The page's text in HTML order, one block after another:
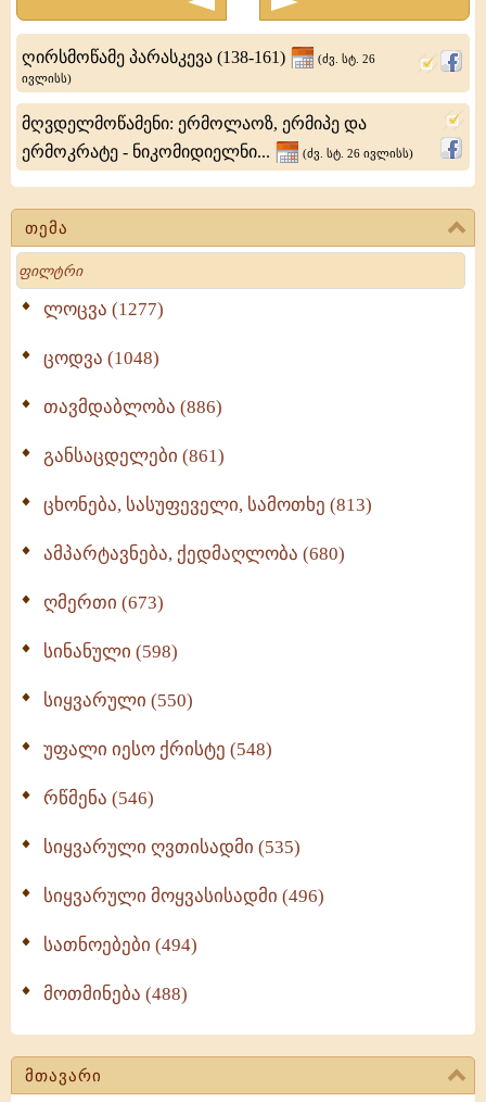
თემა
Search
ლოცვა (1277)
ცოდვა (1048)
თავმდაბლობა (886)
განსაცდელები (861)
ცხონება, სასუფეველი, სამოთხე (813)
ამპარტავნება, ქედმაღლობა (680)
ღმერთი (673)
სინანული (598)
სიყვარული (550)
უფალი იესო ქრისტე (548)
რწმენა (546)
სიყვარული ღვთისადმი (535)
სიყვარული მოყვასისადმი (496)
სათნოებები (494)
მოთმინება (488)
მთავარი
ევლოგი
წინასწარმეტყველი
-
სალოსი
ღირსმოწამე პარასკევა (138-161)
(ძვ. სტ. 26
ივლისს)
მღვდელმოწამენი: ერმოლაოზ, ერმიპე და
ერმოკრატე - ნიკომიდიელნი...
(ძვ. სტ. 26 ივლისს)